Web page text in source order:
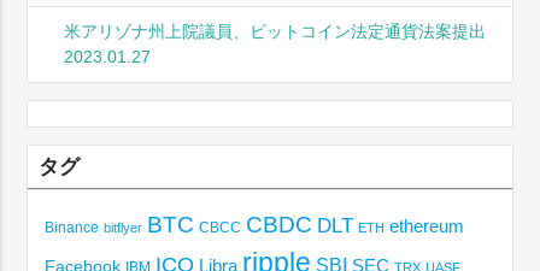
米アリゾナ州上院議員、ビットコイン法定通貨法案提出
2023.01.27
タグ
Binance bitflyer BTC CBCC CBDC DLT ETH ethereum
Facebook IBM ICO Libra ripple SBI SEC TRX UASF